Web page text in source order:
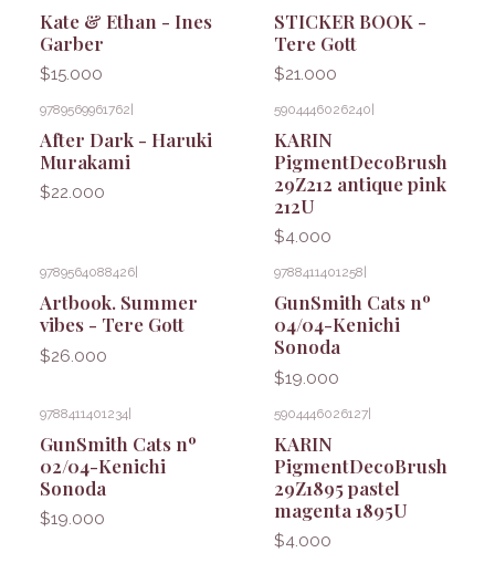
Kate & Ethan - Ines
Garber
$15.000
STICKER BOOK -
Tere Gott
$21.000
9789569961762|
After Dark - Haruki
Murakami
$22.000
5904446026240|
KARIN
PigmentDecoBrush
29Z212 antique pink
212U
$4.000
9789564088426
Artbook. Summer
vibes - Tere Gott
$26.000
9788411401258
GunSmith Cats nº
04/04-Kenichi
Sonoda
$19.000
9788411401234|
GunSmith Cats nº
02/04-Kenichi
Sonoda
$19.000
5904446026127|
KARIN
PigmentDecoBrush
29Z1895 pastel
magenta 1895U
$4.000